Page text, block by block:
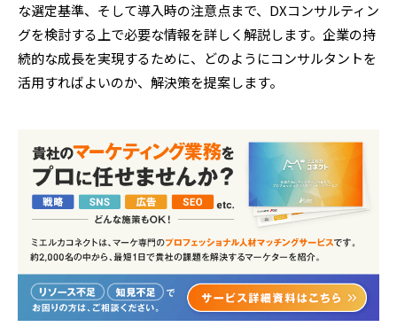
な選定基準、そして導入時の注意点まで、DXコンサルティン
グを検討する上で必要な情報を詳しく解説します。企業の持
続的な成長を実現するために、どのようにコンサルタントを
活用すればよいのか、解決策を提案します。